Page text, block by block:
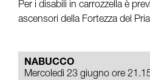
Per i disabili in carrozzella è
ascensori della Fortezza del
NABUCCO
Mercoledì 23 giugno ore